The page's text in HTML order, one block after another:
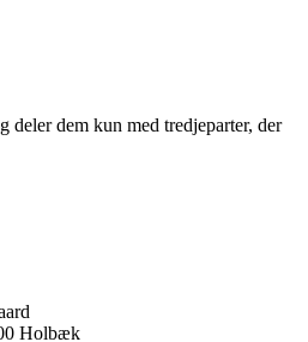
deler dem kun med tredjeparter, der
Holbæk